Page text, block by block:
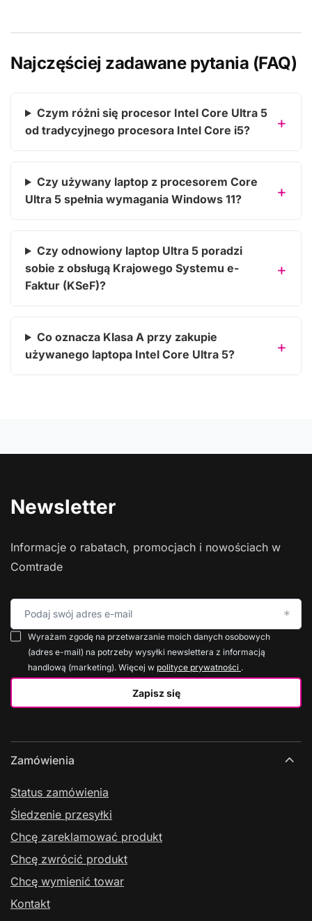
Najczęściej zadawane pytania (FAQ)
Czym różni się procesor Intel Core Ultra 5
od tradycyjnego procesora Intel Core i5?
Czy używany laptop z procesorem Core
Ultra 5 spełnia wymagania Windows 11?
Czy odnowiony laptop Ultra 5 poradzi
sobie z obsługą Krajowego Systemu e-
Faktur (KSeF)?
Co oznacza Klasa A przy zakupie
używanego laptopa Intel Core Ultra 5?
Newsletter
Informacje o rabatach, promocjach i nowościach w
Comtrade
Podaj swój adres e-mail
Zapisz się
Wyrażam zgodę na przetwarzanie moich danych osobowych
(adres e-mail) na potrzeby wysyłki newslettera z informacją
handlową (marketing). Więcej w polityce prywatności .
Zamówienia
Status zamówienia
Śledzenie przesyłki
Chcę zareklamować produkt
Chcę zwrócić produkt
Chcę wymienić towar
Kontakt